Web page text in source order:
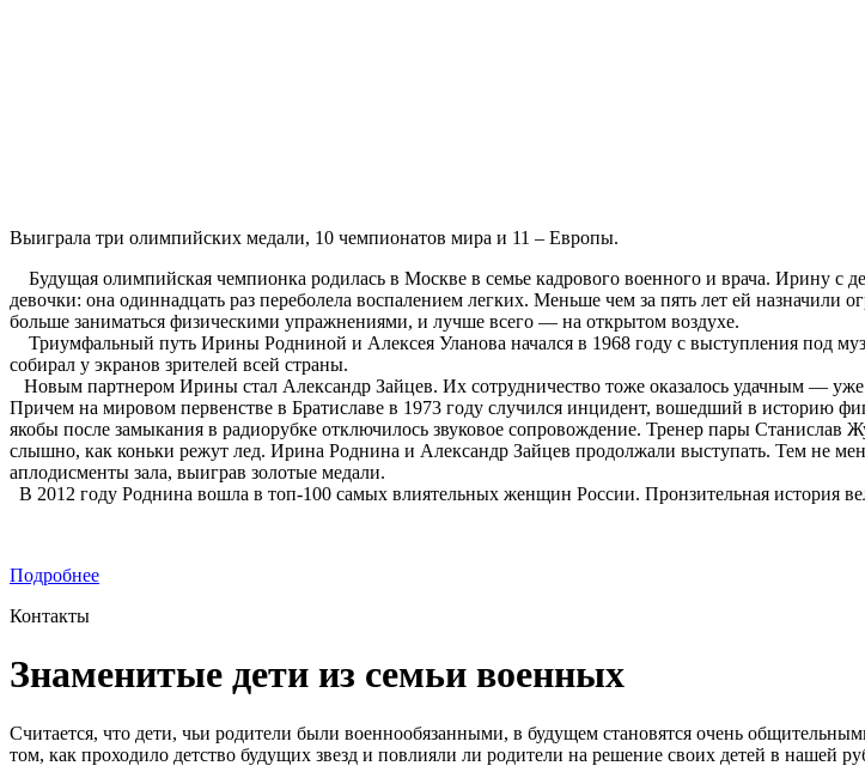
Выиграла три олимпийских медали, 10 чемпионатов мира и 11 – Европы.
Будущая олимпийская чемпионка родилась в Москве в семье кадрового военного и врача. Ирину с
девочки: она одиннадцать раз переболела воспалением легких. Меньше чем за пять лет ей
больше заниматься физическими упражнениями, и лучше всего — на открытом воздухе.
Триумфальный путь Ирины Родниной и Алексея Уланова начался в 1968 году с выступления под
собирал у экранов зрителей всей страны.
Новым партнером Ирины стал Александр Зайцев. Их сотрудничество тоже оказалось удачным —
Причем на мировом первенстве в Братиславе в 1973 году случился инцидент, вошедший в историю
якобы после замыкания в радиорубке отключилось звуковое сопровождение. Тренер пары
слышно, как коньки режут лед. Ирина Роднина и Александр Зайцев продолжали выступать. Тем не
аплодисменты зала, выиграв золотые медали.
В 2012 году Роднина вошла в топ-100 самых влиятельных женщин России. Пронзительная история
Подробнее
Контакты
Знаменитые дети из семьи военных
Считается, что дети, чьи родители были военнообязанными, в будущем становятся очень
том, как проходило детство будущих звезд и повлияли ли родители на решение своих детей в нашей